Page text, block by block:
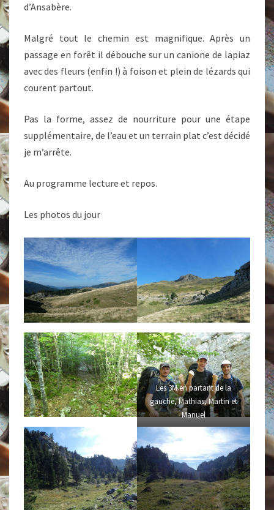
d’Ansabère.
Malgré tout le chemin est magnifique. Après un
passage en forêt il débouche sur un canione de lapiaz
avec des fleurs (enfin !) à foison et plein de lézards qui
courent partout.
Pas la forme, assez de nourriture pour une étape
supplémentaire, de l’eau et un terrain plat c’est décidé
je m’arrête.
Au programme lecture et repos.
Les photos du jour
Les 3M en partant de la
gauche, Mathias, Martin et
Manuel